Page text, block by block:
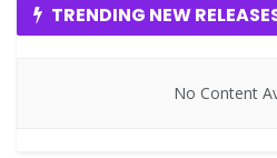
TRENDING NEW
No Content